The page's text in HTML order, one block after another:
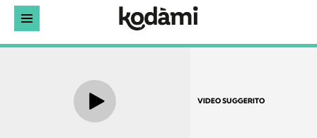
VIDEO SUGGERITO